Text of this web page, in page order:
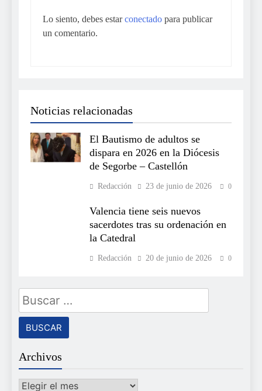
Lo siento, debes estarconectado para publicar
un comentario.
Noticias relacionadas
El Bautismo de adultos se
dispara en 2026 en la Diócesis
de Segorbe – Castellón
Redacción 23 de junio de 2026 0
Valencia tiene seis nuevos
sacerdotes tras su ordenación en
la Catedral
Redacción 20 de junio de 2026 0
Buscar:
Archivos
Archivos